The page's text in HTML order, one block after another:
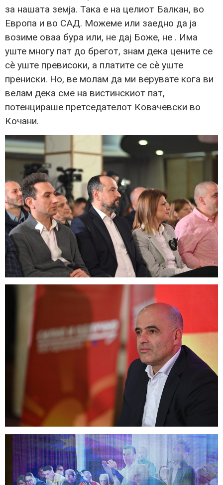
за нашата земја. Така е на целиот Балкан, во
Европа и во САД. Можеме или заедно да ја
возиме оваа бура или, не дај Боже, не . Има
уште многу пат до брегот, знам дека цените се
сè уште превисоки, а платите се сè уште
прениски. Но, ве молам да ми верувате кога ви
велам дека сме на вистинскиот пат,
потенцираше претседателот Ковачевски во
Кочани.